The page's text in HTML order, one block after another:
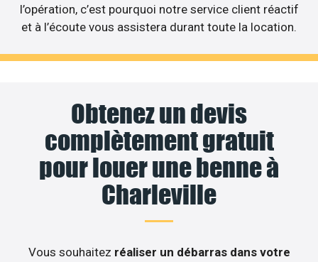
l’opération, c’est pourquoi notre service client réactif
et à l’écoute vous assistera durant toute la location.
Obtenez un devis
complètement gratuit
pour louer une benne à
Charleville
Vous souhaitez réaliser un débarras dans votre